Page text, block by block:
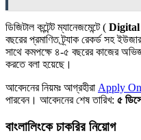
ডিজিটাল কন্টেন্ট ম্যানেজমেন্টে ( Digital
বছরের প্রমাণিত ট্র্যাক রেকর্ড সহ
সাথে কমপক্ষে ৪-৫ বছরের কাজের
করতে বলা হয়েছে।
আবেদনের নিয়মঃ আগ্রহীরা Apply
পারবেন। আবেদনের শেষ তারিখ: ৫
বাংলালিংকে চাকরির নিয়োগ